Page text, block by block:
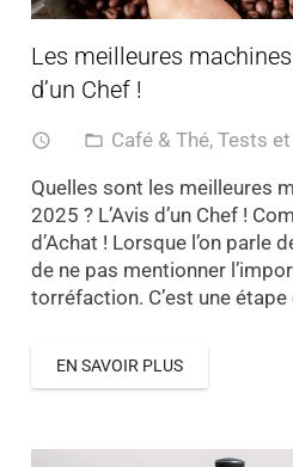
Les meilleures
d’un Chef !
access_time folder_open Café & Thé,Tests
Quelles sont les meilleures
2025 ? L’Avis d’un Chef !
d’Achat ! Lorsque l’on parle
de ne pas mentionner
torréfaction. C’est une
EN SAVOIR PLUS